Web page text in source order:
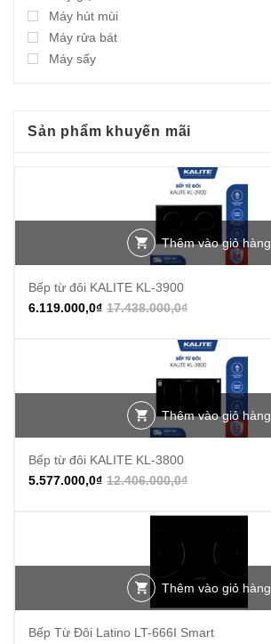
Máy hút mùi
Máy rửa bát
Máy sấy
Sản phẩm khuyến mãi
Thêm vào giỏ hàng
Bếp từ đôi KALITE KL-3900
17.438.000,0₫
6.119.000,0₫
Thêm vào giỏ hàng
Bếp từ đôi KALITE KL-3800
12.406.000,0₫
5.577.000,0₫
Thêm vào giỏ hàng
Bếp Từ Đôi Latino LT-666I Smart